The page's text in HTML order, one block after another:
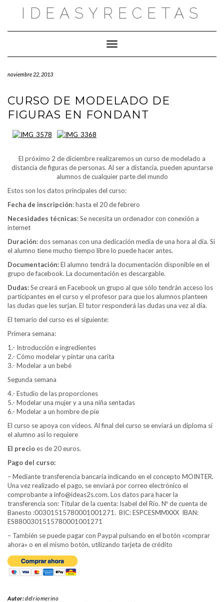
IDEASYRECETAS
Cambiar modo de navegación
noviembre 22, 2013
CURSO DE MODELADO DE
FIGURAS EN FONDANT
El próximo 2 de diciembre realizaremos un curso de modelado a
distancia de figuras de personas. Al ser a distancia, pueden apuntarse
alumnos de cualquier parte del mundo
Estos son los datos principales del curso:
Fecha de inscripción: hasta el 20 de febrero
Necesidades técnicas: Se necesita un ordenador con conexión a
internet
Duración:dos semanas con una dedicación media de una hora al día. Si
el alumno tiene mucho tiempo libre lo puede hacer antes.
Documentación:El alumno tendrá la documentación disponible en el
grupo de facebook. La documentación es descargable.
Dudas:Se creará en Facebook un grupo al que sólo tendrán acceso los
participantes en el curso y el profesor para que los alumnos planteen
las dudas que les surjan. El tutor responderá las dudas una vez al día.
El temario del curso es el siguiente:
Primera semana:
1.- Introducción e ingredientes
2.- Cómo modelar y pintar una carita
3.- Modelar a un bebé
Segunda semana
4.- Estudio de las proporciones
5.- Modelar una mujer y a una niña sentadas
6.- Modelar a un hombre de pie
El curso se apoya con vídeos. Al final del curso se enviará un diploma si
el alumno así lo requiere
El precioes de 20 euros.
Pago del curso:
– Mediante transferencia bancaria indicando en el concepto MOINTER.
Una vez realizado el pago, se enviará por correo electrónico el
comprobante a info@ideas2s.com. Los datos para hacer la
transferencia son: Titular de la cuenta: Isabel del Río. Nº de cuenta de
Banesto :00301515780001001271. BIC: ESPCESMMXXX IBAN:
ES8800301515780001001271
– También se puede pagar con Paypal pulsando en el botón «comprar
ahora» o en el mismo botón, utilizando tarjeta de crédito
Autor:delriomerino